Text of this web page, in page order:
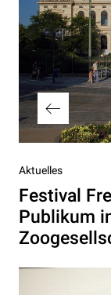
Vorheriger
Beitrag
Aktuelles
Festival
Publikum